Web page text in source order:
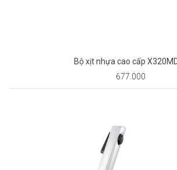
Bộ xịt nhựa cao cấp
677.000